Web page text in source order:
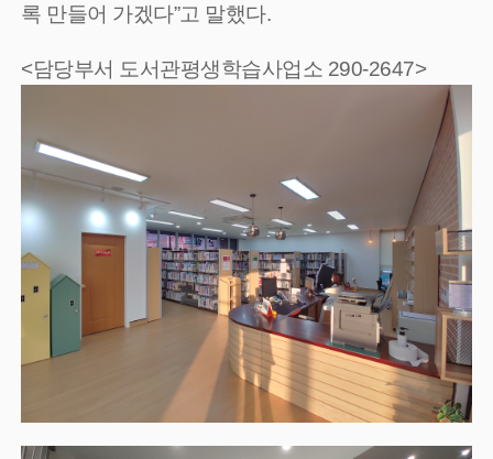
록 만들어 가겠다”고 말했다.
<담당부서 도서관평생학습사업소 290-2647>